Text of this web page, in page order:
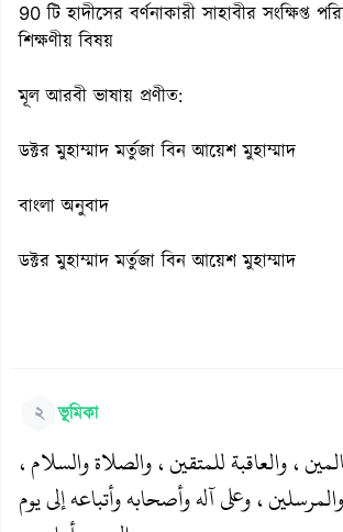
90 টি হাদীসের বর্ণনাকারী সাহাবীর সংক্ষিপ্ত
শিক্ষণীয় বিষয়
মূল আরবী ভাষায় প্রণীত:
ডক্টর মুহাম্মাদ মর্তুজা বিন আয়েশ মুহাম্মাদ
বাংলা অনুবাদ
ডক্টর মুহাম্মাদ মর্তুজা বিন আয়েশ মুহাম্মাদ
২ ভূমিকা
والعاقبة للمتقين، والصلاة والسلام،
وعلى آله وأصحابه وأتباعه إلى يوم